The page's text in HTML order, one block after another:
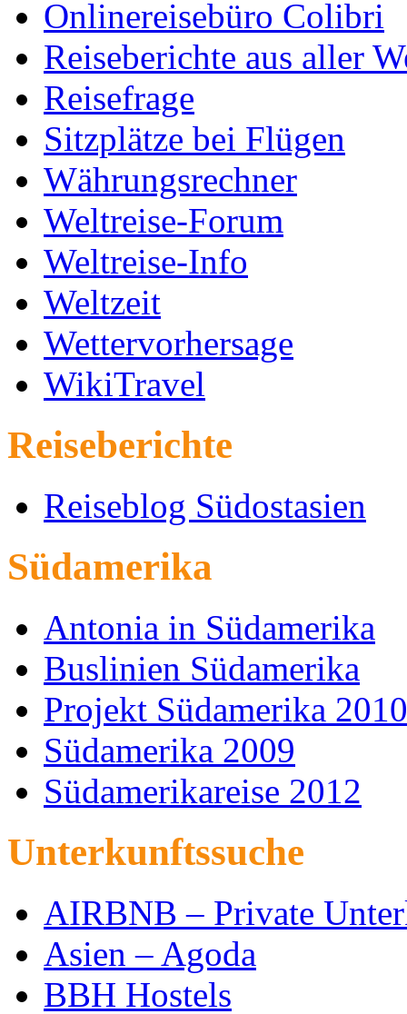
Onlinereisebüro Colibri
Reiseberichte aus aller
Reisefrage
Sitzplätze bei Flügen
Währungsrechner
Weltreise-Forum
Weltreise-Info
Weltzeit
Wettervorhersage
WikiTravel
Reiseberichte
Reiseblog Südostasien
Südamerika
Antonia in Südamerika
Buslinien Südamerika
Projekt Südamerika 2010
Südamerika 2009
Südamerikareise 2012
Unterkunftssuche
AIRBNB – Private
Asien – Agoda
BBH Hostels